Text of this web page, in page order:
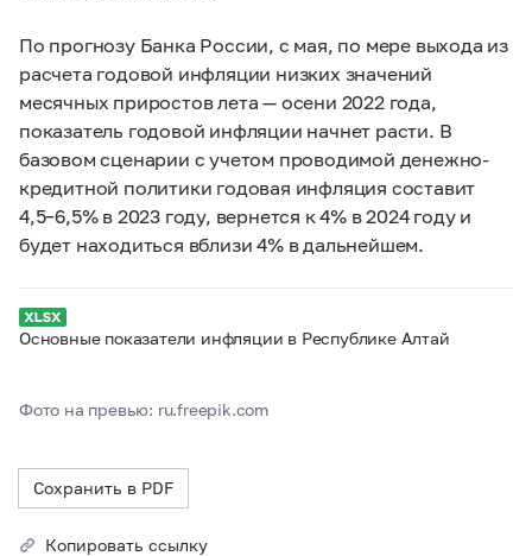
По прогнозу Банка России, с мая, по мере выхода из
расчета годовой инфляции низких значений
месячных приростов лета — осени 2022 года,
показатель годовой инфляции начнет расти. В
базовом сценарии с учетом проводимой денежно-
кредитной политики годовая инфляция составит
4,5–6,5% в 2023 году, вернется к 4% в 2024 году и
будет находиться вблизи 4% в дальнейшем.
Основные показатели инфляции в Республике Алтай
Фото на превью: ru.freepik.com
Сохранить в PDF
Копировать ссылку